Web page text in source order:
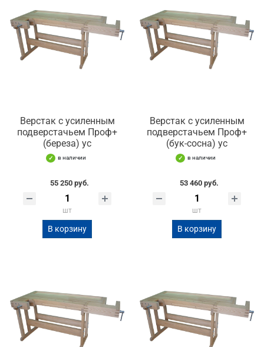
Верстак с усиленным
подверстачьем Проф+
(береза) ус
в наличии
55 250 руб.
шт
В корзину
Верстак с усиленным
подверстачьем Проф+
(бук-сосна) ус
в наличии
53 460 руб.
шт
В корзину